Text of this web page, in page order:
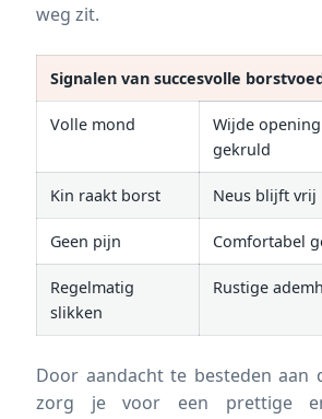
weg zit.
Signalen van succesvolle
Volle mond
Wijde
gekruld
Kin raakt borst Neus blijft vrij
Geen pijn Comfortabel
Regelmatig
slikken
Rustige
Door aandacht te besteden aan
zorg je voor een prettige